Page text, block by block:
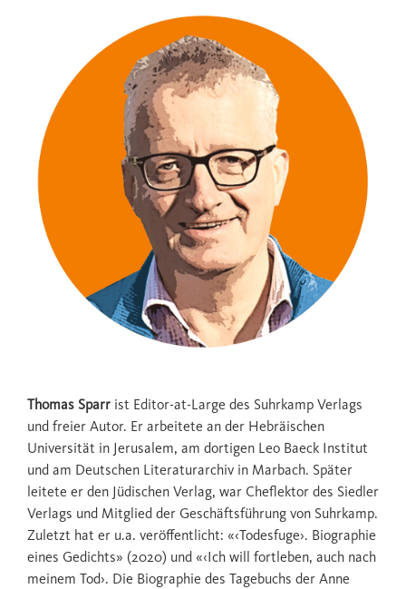
Thomas Sparr ist Editor-at-Large des Suhrkamp Verlags
und freier Autor. Er arbeitete an der Hebräischen
Universität in Jerusalem, am dortigen Leo Baeck Institut
und am Deutschen Literaturarchiv in Marbach. Später
leitete er den Jüdischen Verlag, war Cheflektor des Siedler
Verlags und Mitglied der Geschäftsführung von Suhrkamp.
Zuletzt hat er u.a. veröffentlicht: «‹Todesfuge›. Biographie
eines Gedichts» (2020) und «‹Ich will fortleben, auch nach
meinem Tod›. Die Biographie des Tagebuchs der Anne